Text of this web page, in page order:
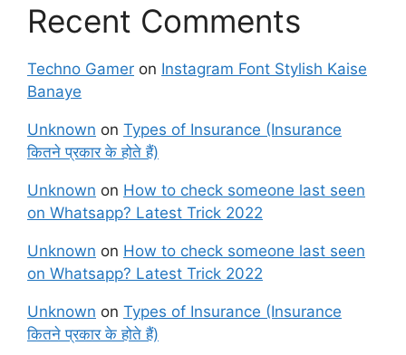
Recent Comments
Techno Gamer on Instagram Font Stylish Kaise
Banaye
Unknown on Types of Insurance (Insurance
कितने प्रकार के होते हैं)
Unknown on How to check someone last seen
on Whatsapp? Latest Trick 2022
Unknown on How to check someone last seen
on Whatsapp? Latest Trick 2022
Unknown on Types of Insurance (Insurance
कितने प्रकार के होते हैं)